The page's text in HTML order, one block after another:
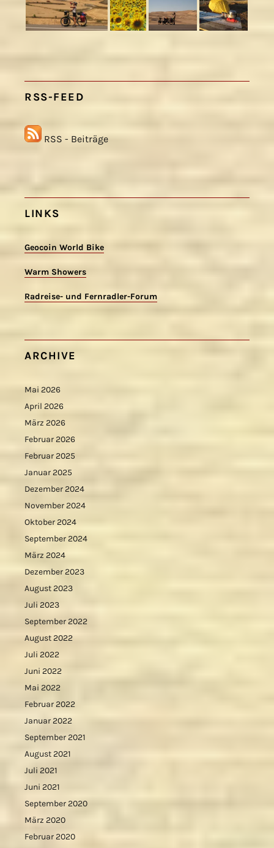
RSS-FEED
RSS - Beiträge
LINKS
Geocoin World Bike
Warm Showers
Radreise- und Fernradler-Forum
ARCHIVE
Mai 2026
April 2026
März 2026
Februar 2026
Februar 2025
Januar 2025
Dezember 2024
November 2024
Oktober 2024
September 2024
März 2024
Dezember 2023
August 2023
Juli 2023
September 2022
August 2022
Juli 2022
Juni 2022
Mai 2022
Februar 2022
Januar 2022
September 2021
August 2021
Juli 2021
Juni 2021
September 2020
März 2020
Februar 2020